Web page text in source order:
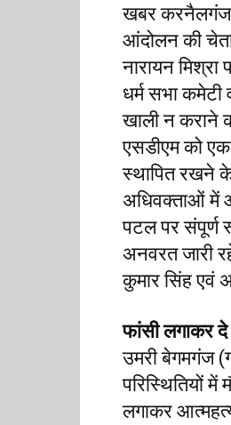
खबर
आंदोलन की
नारायन
धर्म सभा कमेटी
खाली न कराने
एसडीएम को
स्थापित रखने के
अधिवक्ताओं में
पटल पर संपूर्ण
अनवरत जारी
कुमार सिंह एवं
फांसी लगाकर दे
उमरी बेगमगंज
परिस्थितियों
लगाकर